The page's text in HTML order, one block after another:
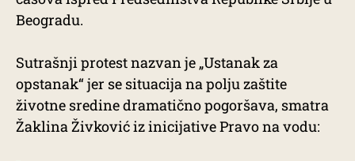
Beogradu.
Sutrašnji protest nazvan je „Ustanak za
opstanak“ jer se situacija na polju zaštite
životne sredine dramatično pogoršava, smatra
Žaklina Živković iz inicijative Pravo na vodu: